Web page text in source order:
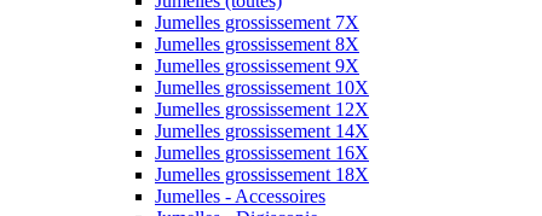
Jumelles grossissement 7X
Jumelles grossissement 8X
Jumelles grossissement 9X
Jumelles grossissement 10X
Jumelles grossissement 12X
Jumelles grossissement 14X
Jumelles grossissement 16X
Jumelles grossissement 18X
Jumelles - Accessoires